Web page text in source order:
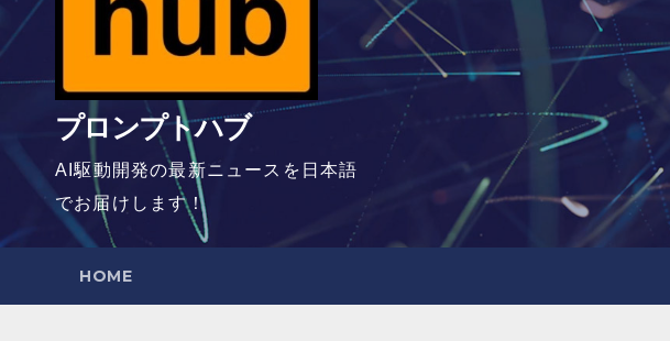
プロンプトハブ
AI駆動開発の最新ニュースを日本語
でお届けします！
HOME